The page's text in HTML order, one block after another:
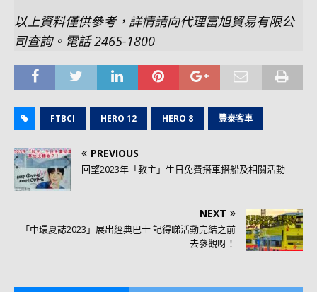
以上資料僅供參考，詳情請向代理富旭貿易有限公
司查詢。電話 2465-1800
FTBCI HERO 12 HERO 8 豐泰客車
PREVIOUS
回望2023年「教主」生日免費搭車搭船及相關活動
NEXT
「中環夏誌2023」展出經典巴士 記得睇活動完結之前
去參觀呀！